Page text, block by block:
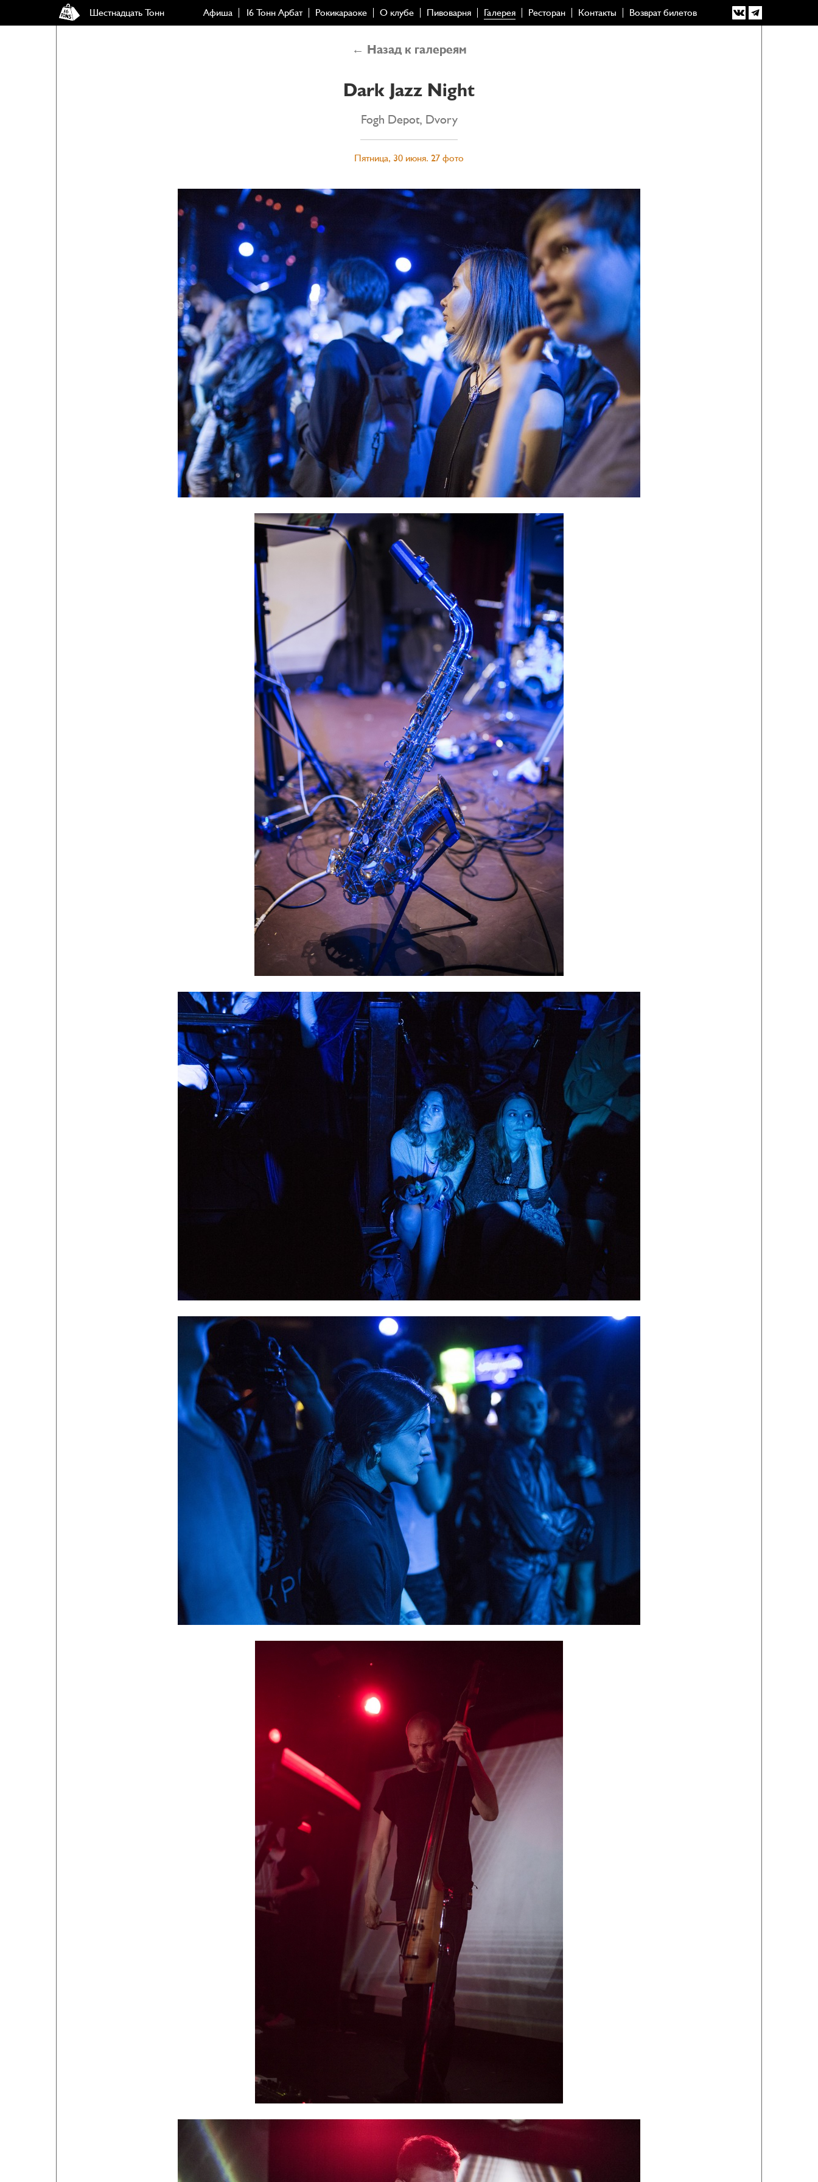
Шестнадцать Тонн Афиша 16 Тонн Арбат Рокикараоке О клубе Пивоварня Галерея Ресторан Контакты Возврат билетов
← Назад к галереям
Dark Jazz Night
Fogh Depot, Dvory
Пятница, 30 июня. 27 фото